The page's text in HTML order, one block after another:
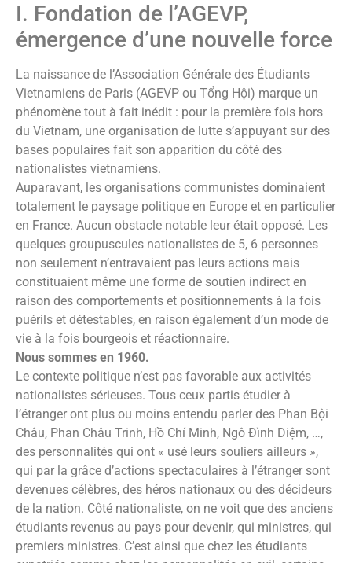
I. Fondation de l’AGEVP,
émergence d’une nouvelle force
La naissance de l’Association Générale des Étudiants
Vietnamiens de Paris (AGEVP ou Tổng Hội) marque un
phénomène tout à fait inédit : pour la première fois hors
du Vietnam, une organisation de lutte s’appuyant sur des
bases populaires fait son apparition du côté des
nationalistes vietnamiens.
Auparavant, les organisations communistes dominaient
totalement le paysage politique en Europe et en particulier
en France. Aucun obstacle notable leur était opposé. Les
quelques groupuscules nationalistes de 5, 6 personnes
non seulement n’entravaient pas leurs actions mais
constituaient même une forme de soutien indirect en
raison des comportements et positionnements à la fois
puérils et détestables, en raison également d’un mode de
vie à la fois bourgeois et réactionnaire.
Nous sommes en 1960.
Le contexte politique n’est pas favorable aux activités
nationalistes sérieuses. Tous ceux partis étudier à
l’étranger ont plus ou moins entendu parler des Phan Bội
Châu, Phan Châu Trinh, Hồ Chí Minh, Ngô Đình Diệm, …,
des personnalités qui ont « usé leurs souliers ailleurs »,
qui par la grâce d’actions spectaculaires à l’étranger sont
devenues célèbres, des héros nationaux ou des décideurs
de la nation. Côté nationaliste, on ne voit que des anciens
étudiants revenus au pays pour devenir, qui ministres, qui
premiers ministres. C’est ainsi que chez les étudiants